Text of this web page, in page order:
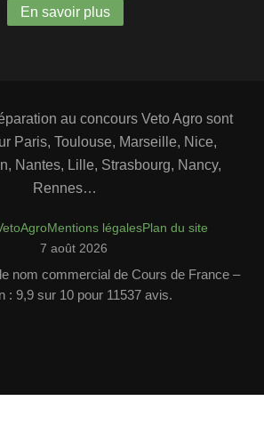
En savoir plus
au concours Veto Agro sont
Paris, Toulouse, Marseille, Nice,
Nantes, Lille, Strasbourg, Nancy,
Rennes…
Mentions légalesPlan du site
7 août 2026
nom commercial de Cours de France –
: 9,9 sur 10 pour 11537 avis.